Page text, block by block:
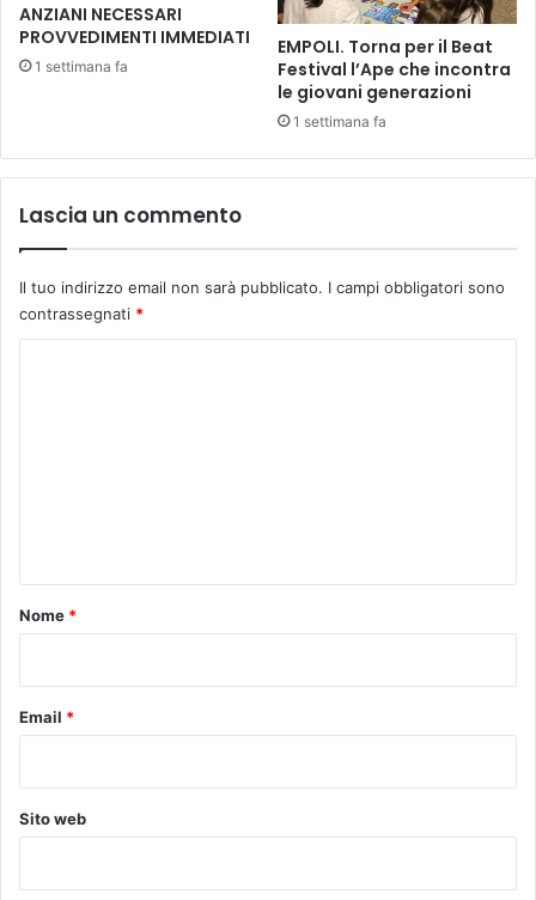
e
t
t
G
a
u
i
g
n
o
t
d
i
G
ö
r
g
L
o
n
t
r
o
v
o
t
ANZIANI NECESSARI
PROVVEDIMENTI IMMEDIATI
1 settimana fa
EMPOLI. Torna per il Beat
Festival l’Ape che incontra
le giovani generazioni
1 settimana fa
Lascia un commento
Il tuo indirizzo email non sarà pubblicato. I campi obbligatori sono
contrassegnati *
o
Nome *
Email *
Sito web